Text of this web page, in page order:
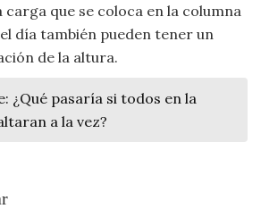
que se coloca en la columna
día también pueden tener un
de la altura.
¿Qué pasaría si todos en la
a la vez?